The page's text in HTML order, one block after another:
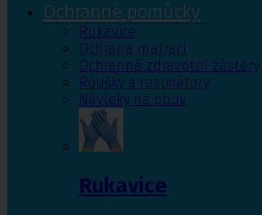
Ochranné pomůcky
Rukavice
Ochrana matrací
Ochranné zdravotní zástěry
Roušky a respirátory
Návleky na obuv
Rukavice